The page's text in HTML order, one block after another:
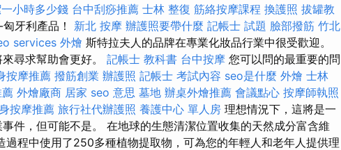
小時多少錢 台中刮痧推薦 士林 整復 筋絡按摩課程 換護照 拔罐教
牙利產品！ 新北 按摩 辦護照要帶什麼 記帳士 試題 臉部撥筋 竹北
services 外燴 斯特拉夫人的品牌在專業化妝品行業中很受歡迎。
尋求幫助會更好。 記帳士 教科書 台中按摩 您可以問的最重要的問
按摩推薦 撥筋創業 辦護照 記帳士 考試內容 seo是什麼 外燴 士林
外燴廠商 居家 seo 意思 墓地 辦桌外燴推薦 會議點心 按摩師執照
按摩推薦 旅行社代辦護照 養護中心 單人房 理想情況下，這將是一
件，但可能不是。 在地球的生態清潔位置收集的天然成分富含維
程中使用了250多種植物提取物，可為您的年輕人和老年人提供理